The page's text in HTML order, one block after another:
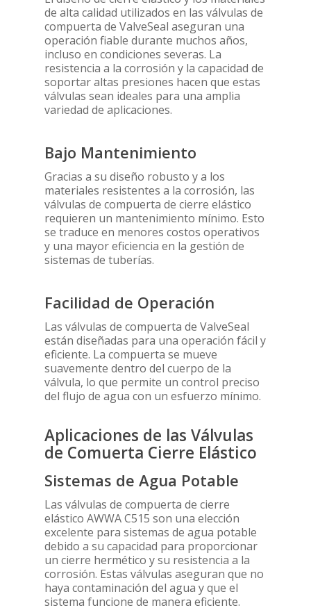
de alta calidad utilizados en las válvulas de
compuerta de ValveSeal aseguran una
operación fiable durante muchos años,
incluso en condiciones severas. La
resistencia a la corrosión y la capacidad de
soportar altas presiones hacen que estas
válvulas sean ideales para una amplia
variedad de aplicaciones.
Bajo Mantenimiento
Gracias a su diseño robusto y a los
materiales resistentes a la corrosión, las
válvulas de compuerta de cierre elástico
requieren un mantenimiento mínimo. Esto
se traduce en menores costos operativos
y una mayor eficiencia en la gestión de
sistemas de tuberías.
Facilidad de Operación
Las válvulas de compuerta de ValveSeal
están diseñadas para una operación fácil y
eficiente. La compuerta se mueve
suavemente dentro del cuerpo de la
válvula, lo que permite un control preciso
del flujo de agua con un esfuerzo mínimo.
Aplicaciones de las Válvulas
de Comuerta Cierre Elástico
Sistemas de Agua Potable
Las válvulas de compuerta de cierre
elástico AWWA C515 son una elección
excelente para sistemas de agua potable
debido a su capacidad para proporcionar
un cierre hermético y su resistencia a la
corrosión. Estas válvulas aseguran que no
haya contaminación del agua y que el
sistema funcione de manera eficiente.